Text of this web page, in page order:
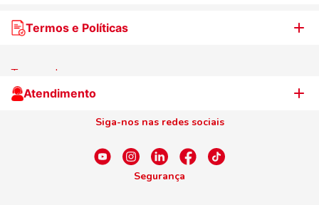
Nossas lojas
Nosso Cartão
WhatsApp de Ofertas
Televendas
Termos e Políticas
Termos de uso
Centro de Privacidade
Atendimento
Siga-nos nas redes sociais
Segurança